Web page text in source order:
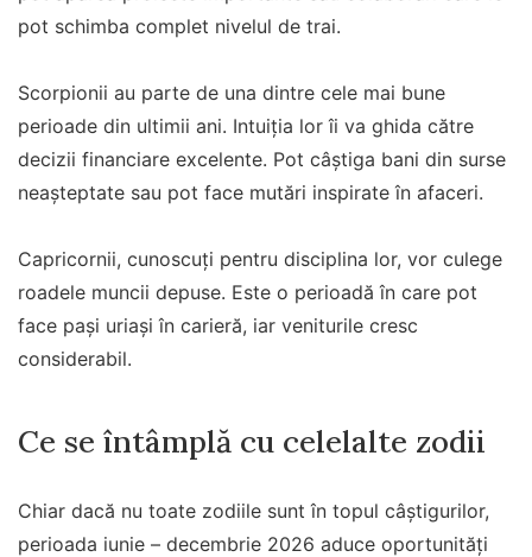
pot schimba complet nivelul de trai.
Scorpionii au parte de una dintre cele mai bune
perioade din ultimii ani. Intuiția lor îi va ghida către
decizii financiare excelente. Pot câștiga bani din surse
neașteptate sau pot face mutări inspirate în afaceri.
Capricornii, cunoscuți pentru disciplina lor, vor culege
roadele muncii depuse. Este o perioadă în care pot
face pași uriași în carieră, iar veniturile cresc
considerabil.
Ce se întâmplă cu celelalte zodii
Chiar dacă nu toate zodiile sunt în topul câștigurilor,
perioada iunie – decembrie 2026 aduce oportunități